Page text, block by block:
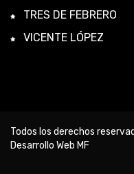
TRES DE FEBRERO
VICENTE LÓPEZ
Todos los derechos
Desarrollo Web MF